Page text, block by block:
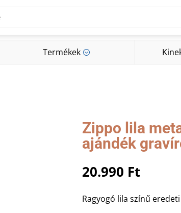
Termékek ;
Zippo lila
ajándék
20.990 Ft
Ragyogó lila színű